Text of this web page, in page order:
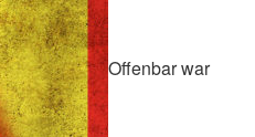
Offenbar war